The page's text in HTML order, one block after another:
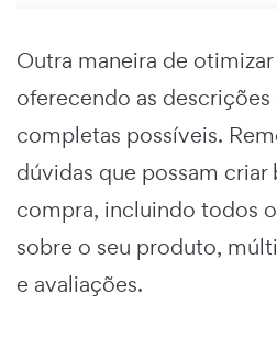
Outra maneira de
oferecendo as
completas possíveis.
dúvidas que possam criar
compra, incluindo todos
sobre o seu produto,
e avaliações.